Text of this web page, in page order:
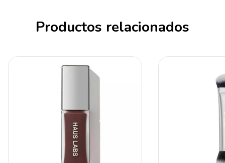
Productos relacionados